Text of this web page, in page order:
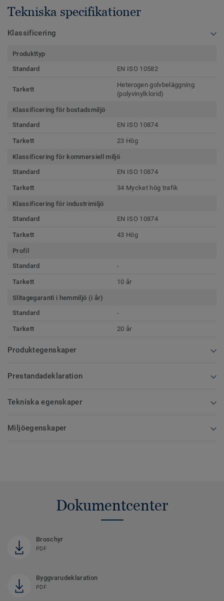
Tekniska specifikationer
Klassificering
Produkttyp
Standard
EN ISO 10582
Tarkett
Heterogen golvbeläggning
(polyvinylklorid)
Klassificering för bostadsmiljö
Standard
EN ISO 10874
Tarkett 23 Hög
Klassificering för kommersiell miljö
Standard
EN ISO 10874
Tarkett 34 Mycket hög trafik
Klassificering för industrimiljö
Standard
EN ISO 10874
Tarkett 43 Hög
Profil
Standard
-
Tarkett 10 år
Slitagegaranti i hemmiljö (i år)
Standard
-
Tarkett 20 år
Produktegenskaper
Prestandadeklaration
Tekniska egenskaper
Miljöegenskaper
Dokumentcenter
Broschyr
PDF
Byggvarudeklaration
PDF